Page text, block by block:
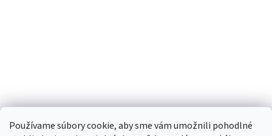
Používame súbory cookie, aby sme vám umožnili pohodlné